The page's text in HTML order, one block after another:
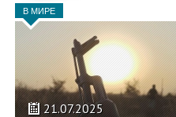
В МИРЕ
21.07.2025